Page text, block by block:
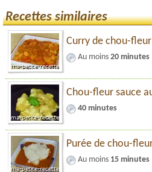
Recettes similaires
Curry de chou-
Au moins 20 minutes
Chou-fleur sauce
40 minutes
Purée de chou-
Au moins 15 minutes